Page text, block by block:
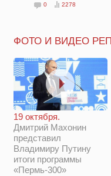
0 2278
ФОТО И ВИДЕО
19 октября.
Дмитрий Махонин
представил
Владимиру Путину
итоги программы
«Пермь-300»